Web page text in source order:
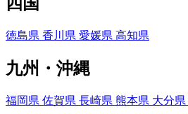
徳島県 香川県 愛媛県 高知県
九州・沖縄
福岡県 佐賀県 長崎県 熊本県 大分県